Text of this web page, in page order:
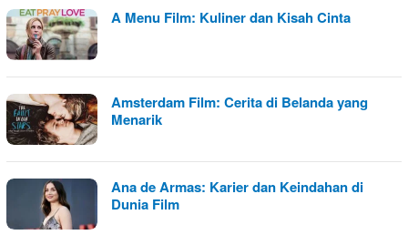
A Menu Film: Kuliner dan Kisah Cinta
Amsterdam Film: Cerita di Belanda yang
Menarik
Ana de Armas: Karier dan Keindahan di
Dunia Film